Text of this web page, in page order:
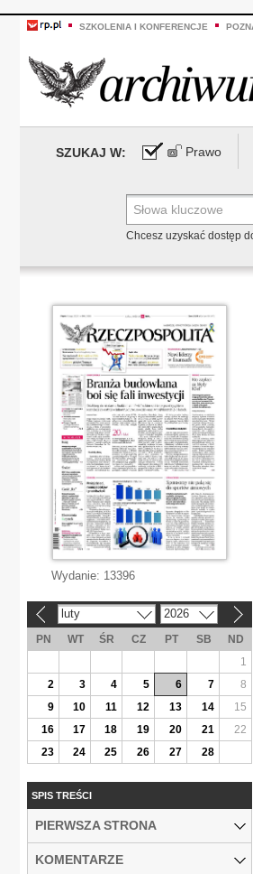
SZKOLENIA I KONFERENCJE
SZUKAJ W: Prawo
Chcesz uzyskać dostęp
Wydanie: 13396
luty 2026
PN WT ŚR CZ PT SB
ND
1
2
3 4 5 6 7
8
9
10 11 12 13 14
15
16
17 18 19 20 21
22
23
24 25 26 27 28
SPIS TREŚCI
PIERWSZA STRONA
KOMENTARZE